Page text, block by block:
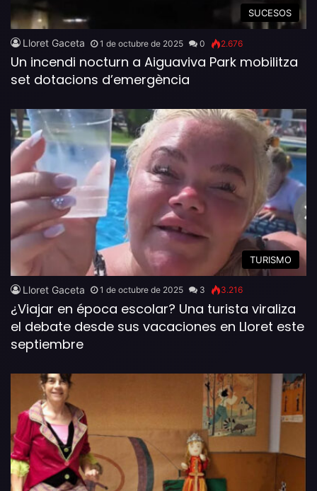
SUCESOS
Lloret Gaceta 1 de octubre de 2025 0 2.676
Un incendi nocturn a Aiguaviva Park mobilitza
set dotacions d’emergència
TURISMO
Lloret Gaceta 1 de octubre de 2025 3 3.216
¿Viajar en época escolar? Una turista viraliza
el debate desde sus vacaciones en Lloret este
septiembre